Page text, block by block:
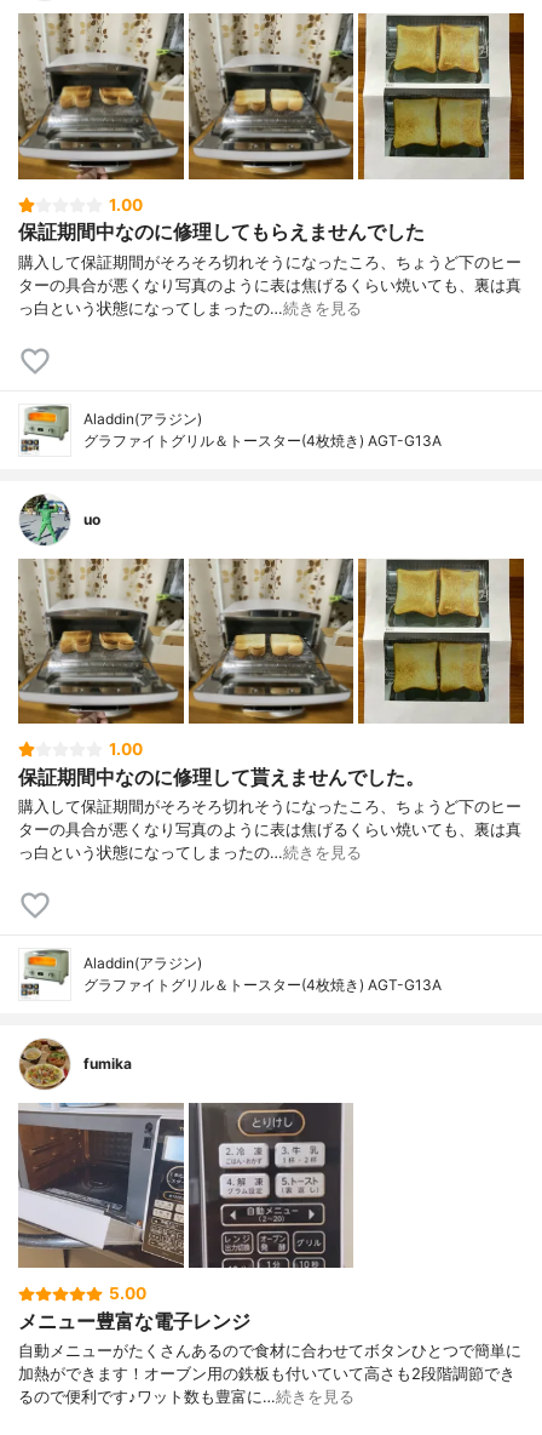
1.00
保証期間中なのに修理してもらえませんでした
購入して保証期間がそろそろ切れそうになったころ、ちょうど下のヒー
ターの具合が悪くなり写真のように表は焦げるくらい焼いても、裏は真
っ白という状態になってしまったの…続きを見る
Aladdin(アラジン)
グラファイトグリル＆トースター(4枚焼き) AGT-G13A
uo
1.00
保証期間中なのに修理して貰えませんでした。
購入して保証期間がそろそろ切れそうになったころ、ちょうど下のヒー
ターの具合が悪くなり写真のように表は焦げるくらい焼いても、裏は真
っ白という状態になってしまったの…続きを見る
Aladdin(アラジン)
グラファイトグリル＆トースター(4枚焼き) AGT-G13A
fumika
5.00
メニュー豊富な電子レンジ
自動メニューがたくさんあるので食材に合わせてボタンひとつで簡単に
加熱ができます！オーブン用の鉄板も付いていて高さも2段階調節でき
るので便利です♪ワット数も豊富に…続きを見る